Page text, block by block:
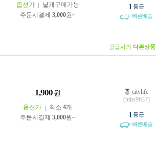
옵션가
낱개구매가능
주문시결제 3,000원~
1 등급
빠른배송
공급사의 다른상품
1,900 원
옵션가 최소 4개
주문시결제 3,000원~
citylife
(mbs9637)
1 등급
빠른배송